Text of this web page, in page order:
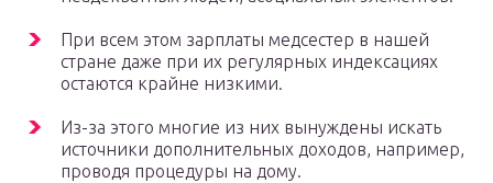
При всем этом зарплаты медсестер в нашей
стране даже при их регулярных индексациях
остаются крайне низкими.
Из-за этого многие из них вынуждены искать
источники дополнительных доходов, например,
проводя процедуры на дому.